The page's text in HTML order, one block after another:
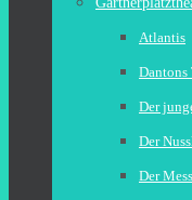
Atlantis
Dantons
Der
Der
Der